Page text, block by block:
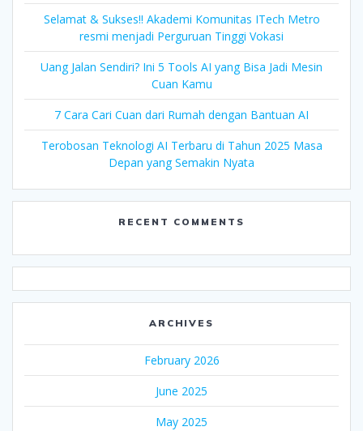
Selamat & Sukses!! Akademi Komunitas ITech Metro
resmi menjadi Perguruan Tinggi Vokasi
Uang Jalan Sendiri? Ini 5 Tools AI yang Bisa Jadi Mesin
Cuan Kamu
7 Cara Cari Cuan dari Rumah dengan Bantuan AI
Terobosan Teknologi AI Terbaru di Tahun 2025 Masa
Depan yang Semakin Nyata
RECENT COMMENTS
ARCHIVES
February 2026
June 2025
May 2025